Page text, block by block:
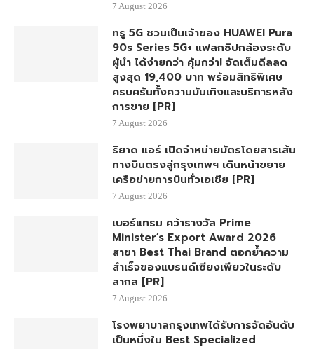
7 August 2026
ทรู 5G ชวนเป็นเจ้าของ HUAWEI Pura
90s Series 5G+ แฟลกชิปกล้องระดับ
ผู้นำ ได้ง่ายกว่า คุ้มกว่า! จัดเต็มดีลลด
สูงสุด 19,400 บาท พร้อมสิทธิพิเศษ
ครบครันทั้งความบันเทิงและบริการหลัง
การขาย [PR]
7 August 2026
ริยาด แอร์ เปิดจำหน่ายบัตรโดยสารเส้น
ทางบินตรงสู่กรุงเทพฯ เดินหน้าขยาย
เครือข่ายการบินทั่วเอเชีย [PR]
7 August 2026
เบอร์แทรม คว้ารางวัล Prime
Minister’s Export Award 2026
สาขา Best Thai Brand ตอกย้ำความ
สำเร็จของแบรนด์เซียงเพียวในระดับ
สากล [PR]
7 August 2026
โรงพยาบาลกรุงเทพได้รับการจัดอันดับ
เป็นหนึ่งใน Best Specialized